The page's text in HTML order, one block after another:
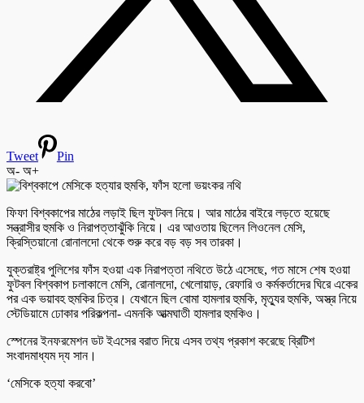
Tweet
Pin
অ- অ+
ফিফা বিশ্বকাপের মাঠের লড়াই ছিল ফুটবল নিয়ে। আর মাঠের বাইরে লড়তে হয়েছে
সন্ত্রাসীর হুমকি ও নিরাপত্তাঝুঁকি নিয়ে। এর আওতায় ছিলেন লিওনেল মেসি,
ক্রিস্তিয়ানো রোনালদো থেকে শুরু করে বড় বড় সব তারকা।
যুক্তরাষ্ট্র পুলিশের ফাঁস হওয়া এক নিরাপত্তা নথিতে উঠে এসেছে, গত মাসে শেষ হওয়া
ফুটবল বিশ্বকাপ চলাকালে মেসি, রোনালদো, খেলোয়াড়, রেফারি ও কর্মকর্তাদের ঘিরে একের
পর এক ভয়াবহ হুমকির চিত্র। যেখানে ছিল বোমা হামলার হুমকি, মৃত্যুর হুমকি, অস্ত্র নিয়ে
স্টেডিয়ামে ঢোকার পরিকল্পনা- এমনকি আত্মঘাতী হামলার হুমকিও।
স্পেনের ইনফরমেশন ডট ইএসের বরাত দিয়ে এসব তথ্য প্রকাশ করেছে ব্রিটিশ
সংবাদমাধ্যম দ্য সান।
‘মেসিকে হত্যা করবো’